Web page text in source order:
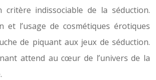
indissociable de la séduction.
et l’usage de cosmétiques érotiques
de piquant aux jeux de séduction.
attend au cœur de l’univers de la